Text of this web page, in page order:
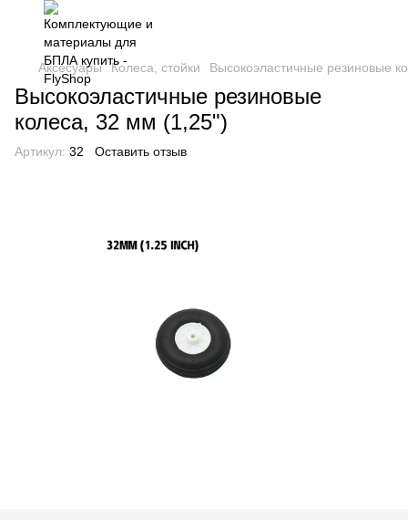
Аксесуары Колеса, стойки Высокоэластичные резиновые
Высокоэластичные резиновые
колеса, 32 мм (1,25")
Артикул: 32 Оставить отзыв